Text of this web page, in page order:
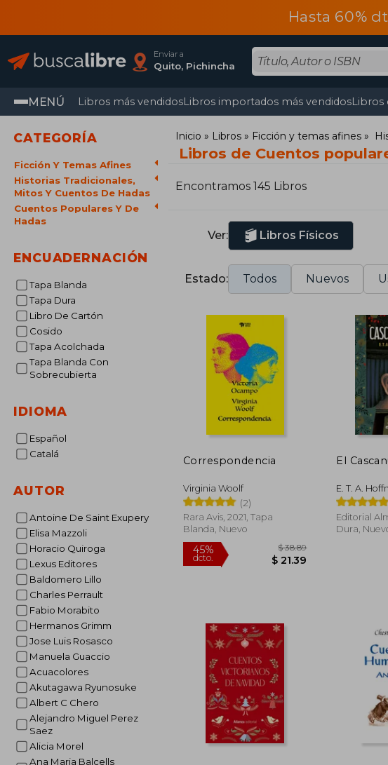
Hasta 60%
Enviar a
Quito, Pichincha
MENÚ Libros más vendidosLibros importados más vendidosLibros
CATEGORÍA
Ficción Y Temas Afines
Historias Tradicionales,
Mitos Y Cuentos De Hadas
Cuentos Populares Y De
Hadas
ENCUADERNACIÓN
Tapa Blanda
Tapa Dura
Libro De Cartón
Cosido
Tapa Acolchada
Tapa Blanda Con
Sobrecubierta
IDIOMA
Español
Catalá
AUTOR
Antoine De Saint Exupery
Elisa Mazzoli
Horacio Quiroga
Lexus Editores
Baldomero Lillo
Charles Perrault
Fabio Morabito
Hermanos Grimm
Jose Luis Rosasco
Manuela Guaccio
Acuacolores
Akutagawa Ryunosuke
Albert C Chero
Alejandro Miguel Perez
Saez
Alicia Morel
Ana Maria Balcells
Inicio Libros Ficción y temas afines
Libros de Cuentos
Encontramos 145 Libros
Ver: Libros Físicos
Estado: Todos Nuevos
Correspondencia
Virginia Woolf
(2)
Rara Avis, 2021, Tapa
Blanda, Nuevo
El
E. T. A.
Editorial
Dura,